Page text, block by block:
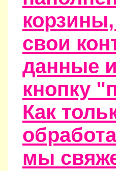
свои
данные
кнопку
Как
мы